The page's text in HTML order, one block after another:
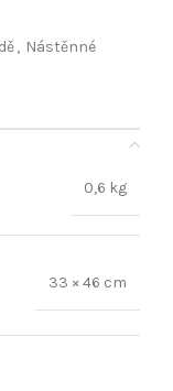
, Nástěnné
0,6 kg
33 × 46 cm